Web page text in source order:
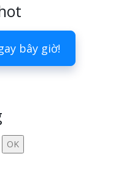
bây giờ!